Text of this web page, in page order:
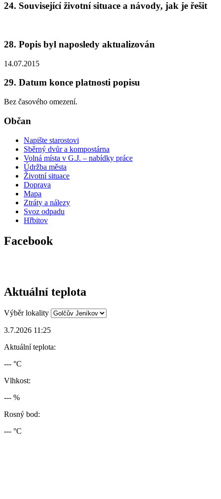
24. Související životní situace a návody, jak je řešit
28. Popis byl naposledy aktualizován
14.07.2015
29. Datum konce platnosti popisu
Bez časového omezení.
Občan
Napište starostovi
Sběrný dvůr a kompostárna
Volná místa v G.J. – nabídky práce
Údržba města
Životní situace
Doprava
Mapa
Ztráty a nálezy
Svoz odpadu
Hřbitov
Facebook
Aktuální teplota
Výběr lokality
3.7.2026 11:25
Aktuální teplota:
--- °C
Vlhkost:
--- %
Rosný bod:
--- °C